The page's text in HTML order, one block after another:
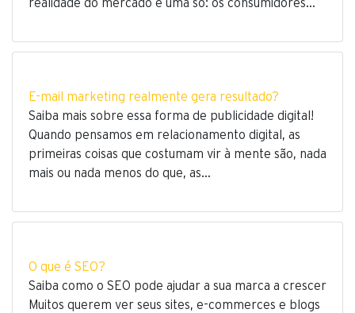
realidade do mercado é uma só: os consumidores…
E-mail marketing realmente gera resultado?
Saiba mais sobre essa forma de publicidade digital!
Quando pensamos em relacionamento digital, as
primeiras coisas que costumam vir à mente são, nada
mais ou nada menos do que, as…
O que é SEO?
Saiba como o SEO pode ajudar a sua marca a crescer
Muitos querem ver seus sites, e-commerces e blogs